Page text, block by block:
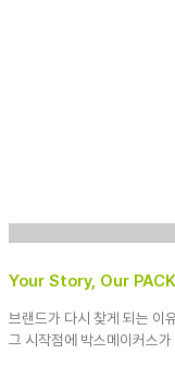
Your Story, Our
브랜드가 다시 찾게 되는 이
그 시작점에 박스메이커스